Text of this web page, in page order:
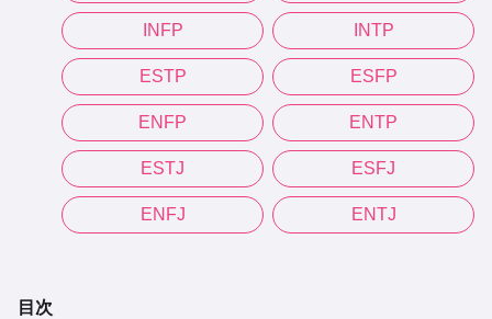
INFP INTP
ESTP ESFP
ENFP ENTP
ESTJ ESFJ
ENFJ ENTJ
目次